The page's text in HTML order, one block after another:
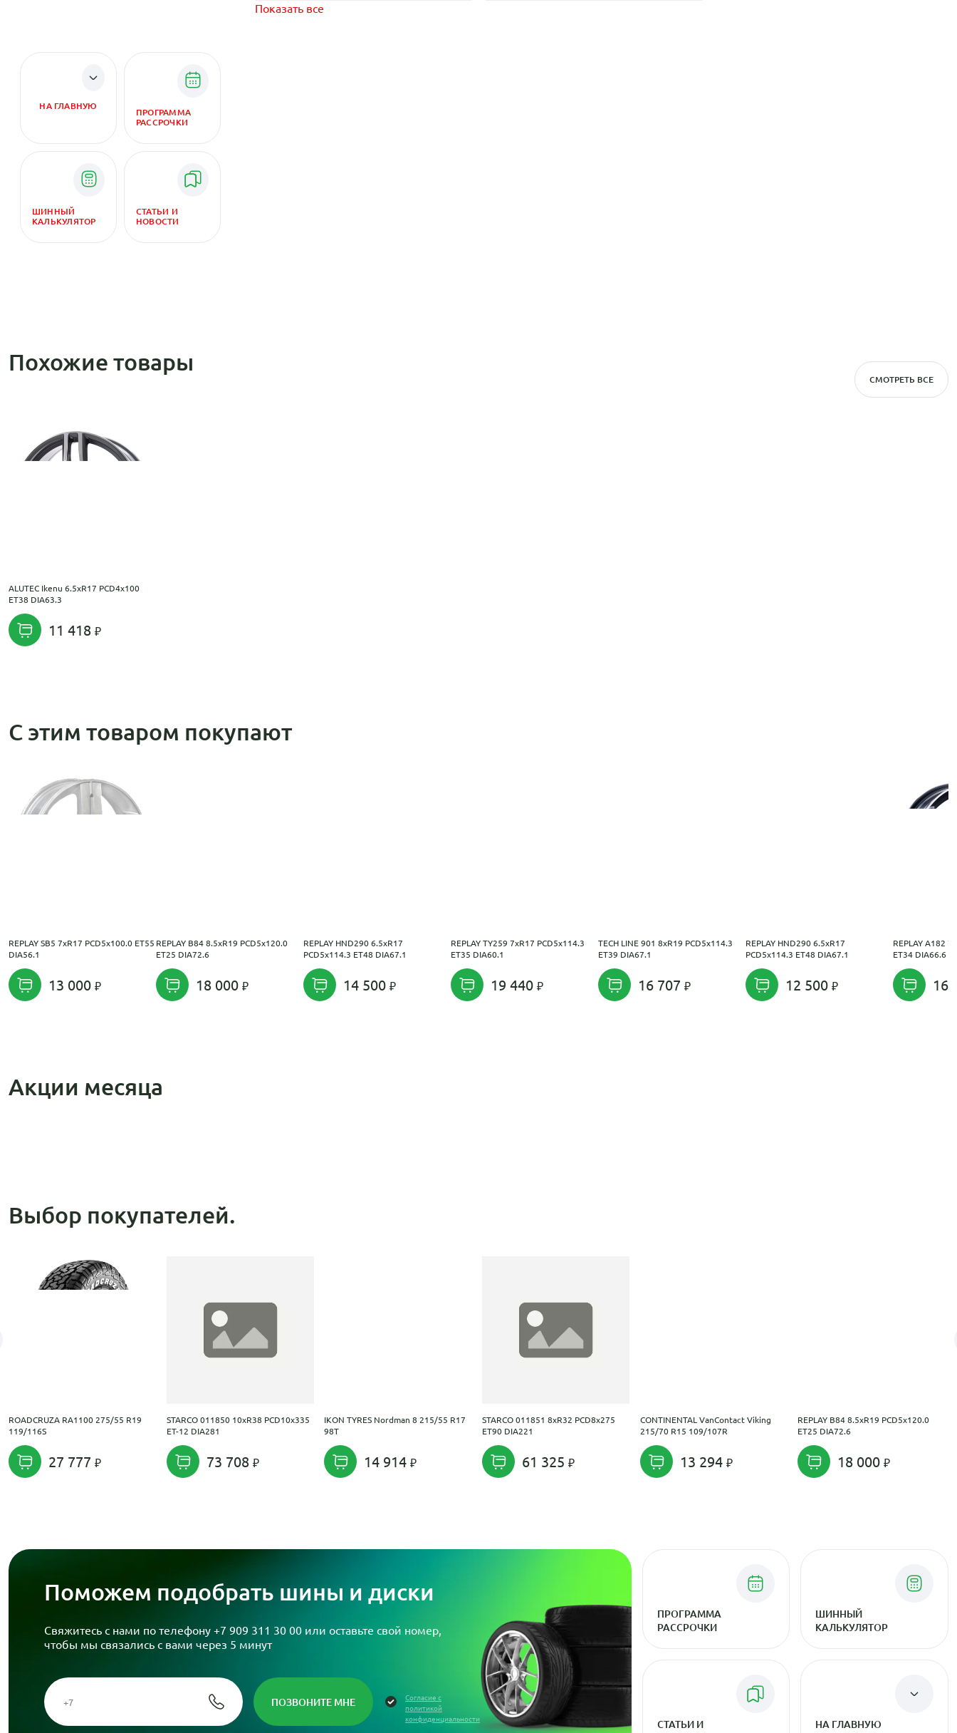
Показать все
НА ГЛАВНУЮ
ПРОГРАММА
РАССРОЧКИ
ШИННЫЙ
КАЛЬКУЛЯТОР
СТАТЬИ И
НОВОСТИ
Похожие товары
СМОТРЕТЬ ВСЕ
ALUTEC Ikenu 6.5xR17 PCD4x100
ET38 DIA63.3
11 418
С этим товаром покупают
REPLAY SB5 7xR17 PCD5x100.0 ET55
DIA56.1
13 000
REPLAY B84 8.5xR19 PCD5x120.0
ET25 DIA72.6
18 000
REPLAY HND290 6.5xR17
PCD5x114.3 ET48 DIA67.1
14 500
REPLAY TY259 7xR17 PCD5x114.3
ET35 DIA60.1
19 440
TECH LINE 901 8xR19 PCD5x114.3
ET39 DIA67.1
16 707
REPLAY HND290 6.5xR17
PCD5x114.3 ET48 DIA67.1
12 500
REPLAY A182
ET34 DIA66.6
16
Акции месяца
Выбор покупателей.
ROADCRUZA RA1100 275/55 R19
119/116S
27 777
STARCO 011850 10xR38 PCD10x335
ET-12 DIA281
73 708
IKON TYRES Nordman 8 215/55 R17
98T
14 914
STARCO 011851 8xR32 PCD8x275
ET90 DIA221
61 325
CONTINENTAL VanContact Viking
215/70 R15 109/107R
13 294
REPLAY B84 8.5xR19 PCD5x120.0
ET25 DIA72.6
18 000
Поможем подобрать шины и диски
Свяжитесь с нами по телефону +7 909 311 30 00 или оставьте свой номер,
чтобы мы связались с вами через 5 минут
Согласие с
политикой
конфиденциальности
ПРОГРАММА
РАССРОЧКИ
ШИННЫЙ
КАЛЬКУЛЯТОР
СТАТЬИ И
НА ГЛАВНУЮ